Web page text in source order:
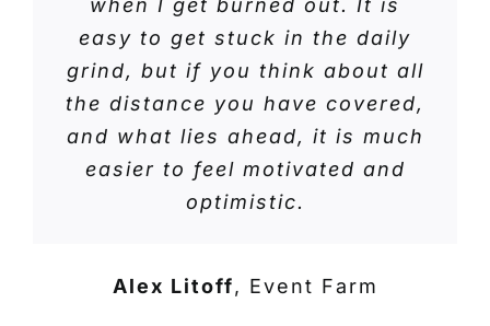
when I get burned out. It is
easy to get stuck in the daily
grind, but if you think about all
the distance you have covered,
and what lies ahead, it is much
easier to feel motivated and
optimistic.
Alex Litoff, Event Farm